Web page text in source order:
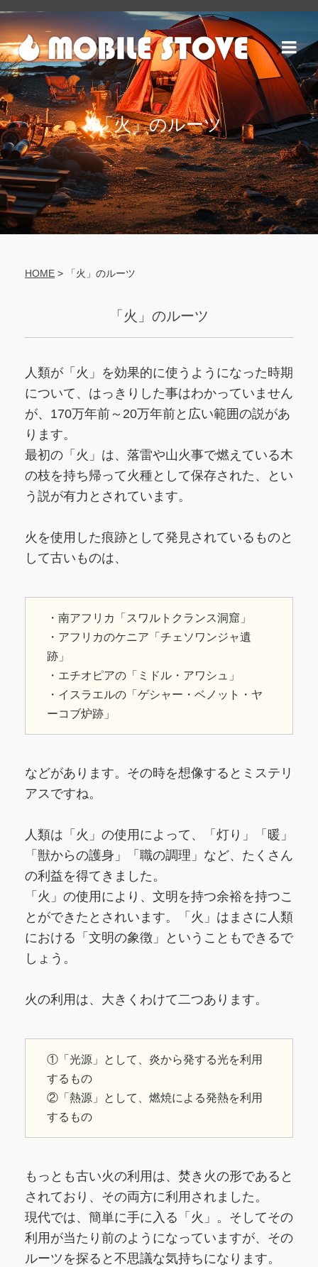
「火」のルーツ
HOME > 「火」のルーツ
「火」のルーツ
人類が「火」を効果的に使うようになった時期
について、はっきりした事はわかっていません
が、170万年前～20万年前と広い範囲の説があ
ります。
最初の「火」は、落雷や山火事で燃えている木
の枝を持ち帰って火種として保存された、とい
う説が有力とされています。
火を使用した痕跡として発見されているものと
して古いものは、
・南アフリカ「スワルトクランス洞窟」
・アフリカのケニア「チェソワンジャ遺
跡」
・エチオピアの「ミドル・アワシュ」
・イスラエルの「ゲシャー・ベノット・ヤ
ーコブ炉跡」
などがあります。その時を想像するとミステリ
アスですね。
人類は「火」の使用によって、「灯り」「暖」
「獣からの護身」「職の調理」など、たくさん
の利益を得てきました。
「火」の使用により、文明を持つ余裕を持つこ
とができたとされいます。「火」はまさに人類
における「文明の象徴」ということもできるで
しょう。
火の利用は、大きくわけて二つあります。
①「光源」として、炎から発する光を利用
するもの
②「熱源」として、燃焼による発熱を利用
するもの
もっとも古い火の利用は、焚き火の形であると
されており、その両方に利用されました。
現代では、簡単に手に入る「火」。そしてその
利用が当たり前のようになっていますが、その
ルーツを探ると不思議な気持ちになります。